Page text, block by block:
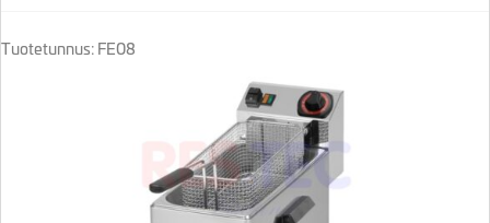
Tuotetunnus: FE08